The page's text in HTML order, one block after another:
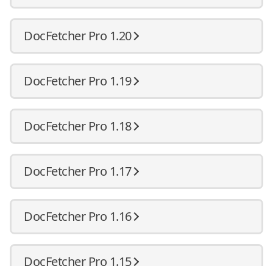
DocFetcher Pro 1.20
DocFetcher Pro 1.19
DocFetcher Pro 1.18
DocFetcher Pro 1.17
DocFetcher Pro 1.16
DocFetcher Pro 1.15